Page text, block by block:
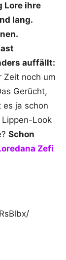
Lore ihre
lang.
auffällt:
Zeit noch um
Gerücht,
ja schon
Look
Schon
Zefi